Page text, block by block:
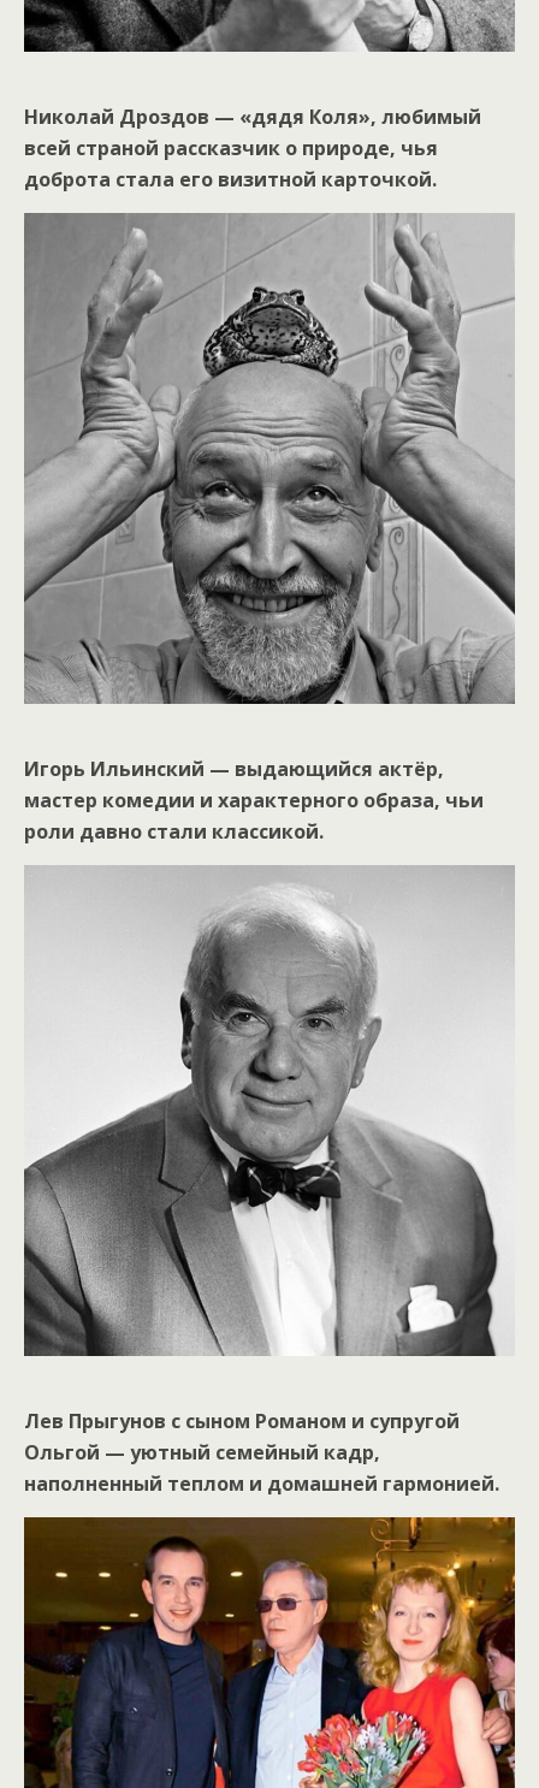
Николай Дроздов — «дядя Коля», любимый
всей страной рассказчик о природе, чья
доброта стала его визитной карточкой.
Игорь Ильинский — выдающийся актёр,
мастер комедии и характерного образа, чьи
роли давно стали классикой.
Лев Прыгунов с сыном Романом и супругой
Ольгой — уютный семейный кадр,
наполненный теплом и домашней гармонией.